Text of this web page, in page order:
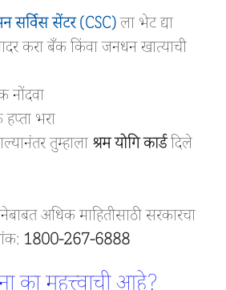
सर्विस सेंटर (CSC)ला भेट द्या
करा बँक किंवा जनधन खात्याची
नोंदवा
भरा
तुम्हालाश्रम योगि कार्डदिले
अधिक माहितीसाठी सरकारचा
1800-267-6888